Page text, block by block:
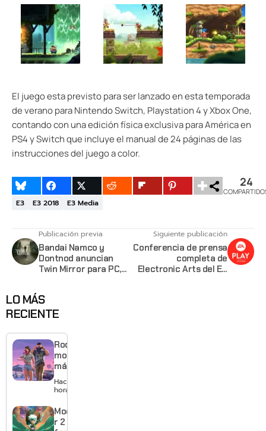
El juego esta previsto para ser lanzado en esta temporada
de verano para Nintendo Switch, Playstation 4 y Xbox One,
contando con una edición física exclusiva para América en
PS4 y Switch que incluye el manual de 24 páginas de las
instrucciones del juego a color.
24
E3 E3 2018 E3 Media
Publicación previa
Bandai Namco y
Dontnod anuncian
Twin Mirror para PC,
Siguiente publicación
Conferencia de prensa
completa de
Electronic Arts del E3
LO MÁS
RECIENTE
Rockstar
mostrará
más de
GTA 6 en
agosto
estreno
anticipado
Hace 6
horas
Moonlighte
r 2 ya tiene